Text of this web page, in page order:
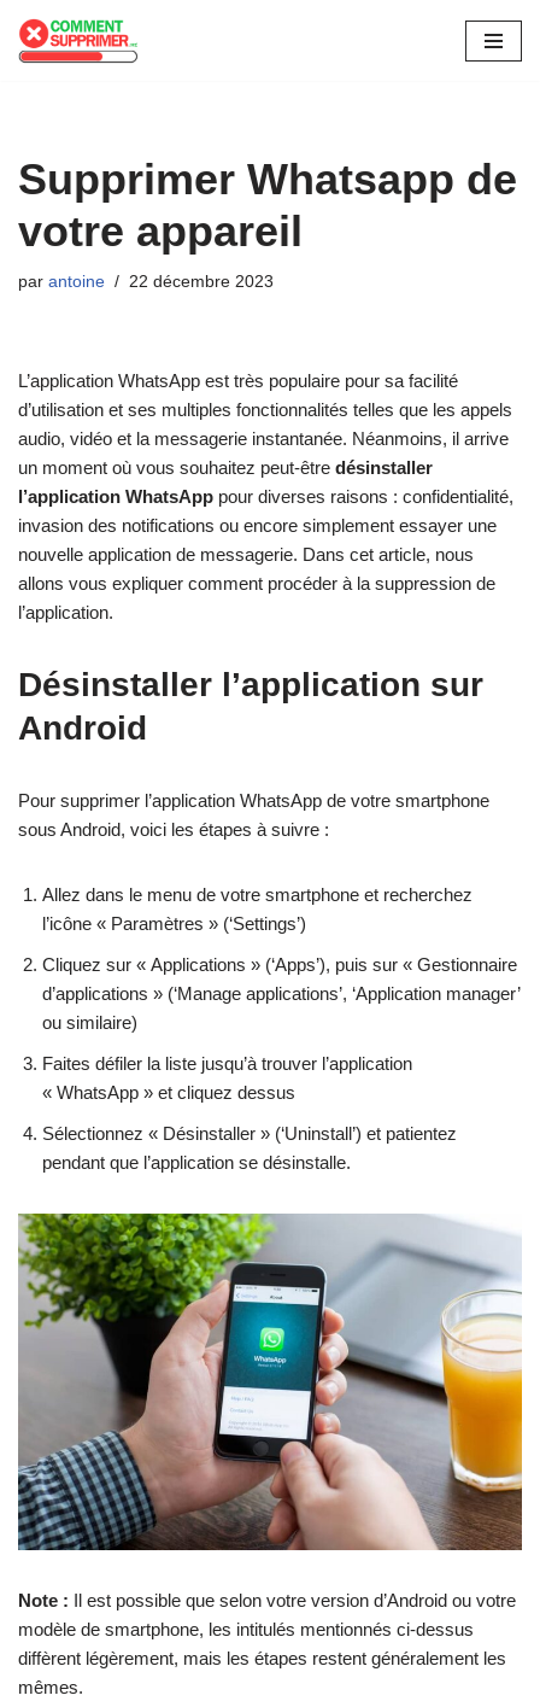
Aller
Supprimer Whatsapp de
votre appareil
par antoine 22 décembre 2023
L’application WhatsApp est très populaire pour sa facilité
d’utilisation et ses multiples fonctionnalités telles que les appels
audio, vidéo et la messagerie instantanée. Néanmoins, il arrive
un moment où vous souhaitez peut-être désinstaller
l’application WhatsApp pour diverses raisons : confidentialité,
invasion des notifications ou encore simplement essayer une
nouvelle application de messagerie. Dans cet article, nous
allons vous expliquer comment procéder à la suppression de
l’application.
Désinstaller l’application sur
Android
Pour supprimer l’application WhatsApp de votre smartphone
sous Android, voici les étapes à suivre :
Allez dans le menu de votre smartphone et recherchez
l’icône « Paramètres » (‘Settings’)
Cliquez sur « Applications » (‘Apps’), puis sur « Gestionnaire
d’applications » (‘Manage applications’, ‘Application manager’
ou similaire)
Faites défiler la liste jusqu’à trouver l’application
« WhatsApp » et cliquez dessus
Sélectionnez « Désinstaller » (‘Uninstall’) et patientez
pendant que l’application se désinstalle.
Note : Il est possible que selon votre version d’Android ou votre
modèle de smartphone, les intitulés mentionnés ci-dessus
diffèrent légèrement, mais les étapes restent généralement les
mêmes.